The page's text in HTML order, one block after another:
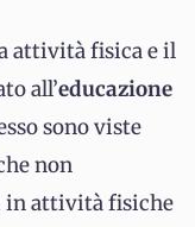
attività fisica e il
all’educazione
sono viste
non
in attività fisiche